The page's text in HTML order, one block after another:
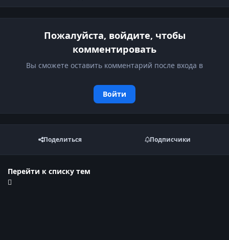
Пожалуйста, войдите, чтобы
комментировать
Вы сможете оставить комментарий после входа в
Войти
Поделиться Подписчики
Перейти к списку тем